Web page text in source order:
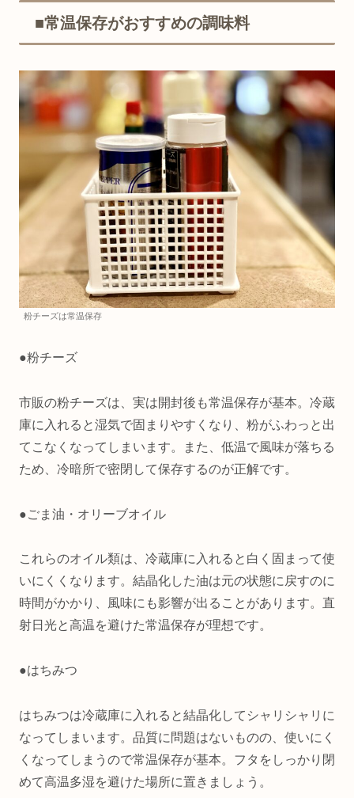
■常温保存がおすすめの調味料
粉チーズは常温保存
●粉チーズ
市販の粉チーズは、実は開封後も常温保存が基本。冷蔵
庫に入れると湿気で固まりやすくなり、粉がふわっと出
てこなくなってしまいます。また、低温で風味が落ちる
ため、冷暗所で密閉して保存するのが正解です。
●ごま油・オリーブオイル
これらのオイル類は、冷蔵庫に入れると白く固まって使
いにくくなります。結晶化した油は元の状態に戻すのに
時間がかかり、風味にも影響が出ることがあります。直
射日光と高温を避けた常温保存が理想です。
●はちみつ
はちみつは冷蔵庫に入れると結晶化してシャリシャリに
なってしまいます。品質に問題はないものの、使いにく
くなってしまうので常温保存が基本。フタをしっかり閉
めて高温多湿を避けた場所に置きましょう。